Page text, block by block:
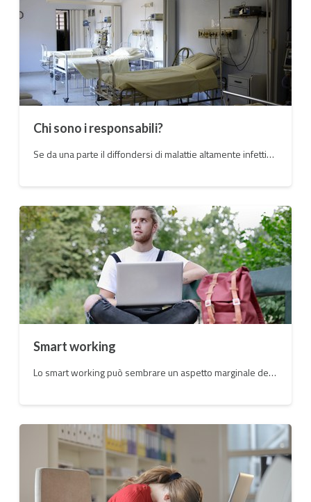
Chi sono i responsabili?
Se da una parte il diffondersi di malattie altamente infettive è estremamente difficile da evitare questa, nella sua tragicità, ha fatto emergere la fragilità del nostro sistema sanitario nazionale.
Smart working
Lo smart working può sembrare un aspetto marginale dei cambiamenti sul lavoro, ma è all’interno e il motore di un rinnovamento profondo del tessuto produttivo del Paese, puntando ed investendo sullo sviluppo.